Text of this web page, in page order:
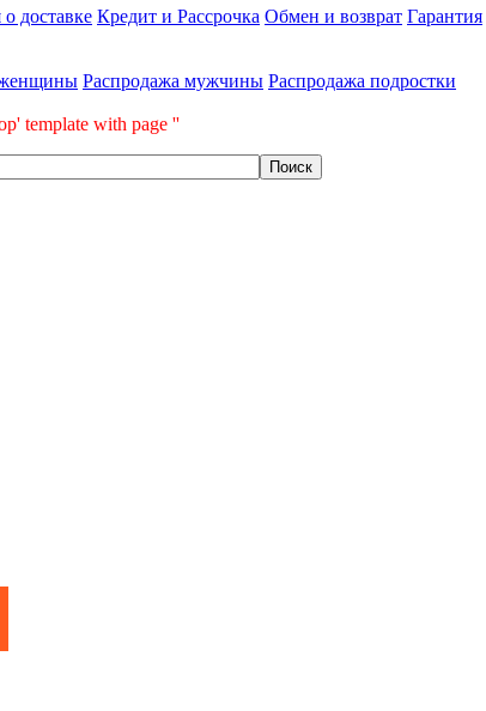
доставке Кредит и Рассрочка Обмен и возврат Гарантия
Распродажа мужчины Распродажа подростки
template with page ''